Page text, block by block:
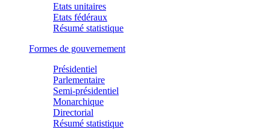
Etats unitaires
Etats fédéraux
Résumé statistique
Formes de gouvernement
Présidentiel
Parlementaire
Semi-présidentiel
Monarchique
Directorial
Résumé statistique